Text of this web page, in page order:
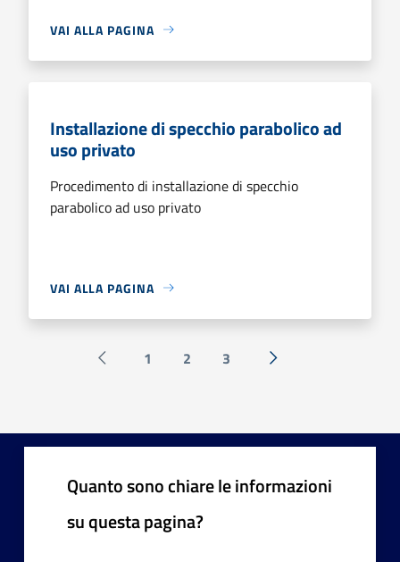
VAI ALLA PAGINA
Installazione di specchio parabolico ad
uso privato
Procedimento di installazione di specchio
parabolico ad uso privato
VAI ALLA PAGINA
Pagina precedente
1 2 3 Successiva »
Quanto sono chiare le informazioni
su questa pagina?